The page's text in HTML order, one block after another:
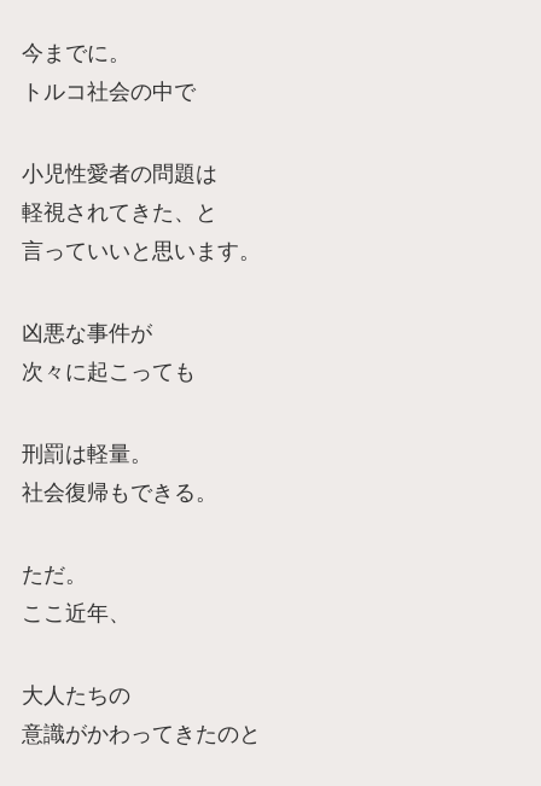
今までに。
トルコ社会の中で
小児性愛者の問題は
軽視されてきた、と
言っていいと思います。
凶悪な事件が
次々に起こっても
刑罰は軽量。
社会復帰もできる。
ただ。
ここ近年、
大人たちの
意識がかわってきたのと